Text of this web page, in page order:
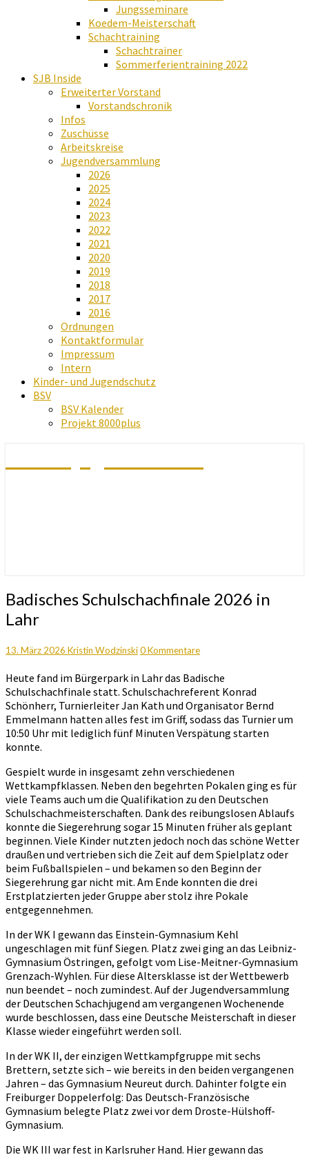
Jungsseminare
Koedem-Meisterschaft
Schachtraining
Schachtrainer
Sommerferientraining 2022
SJB Inside
Erweiterter Vorstand
Vorstandschronik
Infos
Zuschüsse
Arbeitskreise
Jugendversammlung
2026
2025
2024
2023
2022
2021
2020
2019
2018
2017
2016
Ordnungen
Kontaktformular
Impressum
Intern
Kinder- und Jugendschutz
BSV
BSV Kalender
Projekt 8000plus
Badisches
Schulschachfinale
2026
Lahr
Badisches Schulschachfinale 2026 in
Lahr
13. März 2026 Kristin WodzinskiKommentare
0 Kommentare
Heute fand im Bürgerpark in Lahr das Badische
Schulschachfinale statt. Schulschachreferent Konrad
Schönherr, Turnierleiter Jan Kath und Organisator Bernd
Emmelmann hatten alles fest im Griff, sodass das Turnier um
10:50 Uhr mit lediglich fünf Minuten Verspätung starten
konnte.
Gespielt wurde in insgesamt zehn verschiedenen
Wettkampfklassen. Neben den begehrten Pokalen ging es für
viele Teams auch um die Qualifikation zu den Deutschen
Schulschachmeisterschaften. Dank des reibungslosen Ablaufs
konnte die Siegerehrung sogar 15 Minuten früher als geplant
beginnen. Viele Kinder nutzten jedoch noch das schöne Wetter
draußen und vertrieben sich die Zeit auf dem Spielplatz oder
beim Fußballspielen – und bekamen so den Beginn der
Siegerehrung gar nicht mit. Am Ende konnten die drei
Erstplatzierten jeder Gruppe aber stolz ihre Pokale
entgegennehmen.
In der WK I gewann das Einstein-Gymnasium Kehl
ungeschlagen mit fünf Siegen. Platz zwei ging an das Leibniz-
Gymnasium Östringen, gefolgt vom Lise-Meitner-Gymnasium
Grenzach-Wyhlen. Für diese Altersklasse ist der Wettbewerb
nun beendet – noch zumindest. Auf der Jugendversammlung
der Deutschen Schachjugend am vergangenen Wochenende
wurde beschlossen, dass eine Deutsche Meisterschaft in dieser
Klasse wieder eingeführt werden soll.
In der WK II, der einzigen Wettkampfgruppe mit sechs
Brettern, setzte sich – wie bereits in den beiden vergangenen
Jahren – das Gymnasium Neureut durch. Dahinter folgte ein
Freiburger Doppelerfolg: Das Deutsch-Französische
Gymnasium belegte Platz zwei vor dem Droste-Hülshoff-
Gymnasium.
Die WK III war fest in Karlsruher Hand. Hier gewann das